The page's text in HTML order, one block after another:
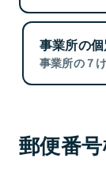
事業所の
事業所の７
郵便番